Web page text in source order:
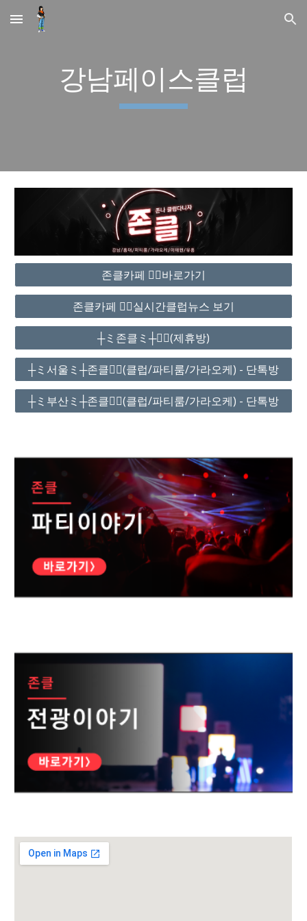
Skip to main content Skip to navigation
강남페이스클럽
존클카페 ❤️‍🔥바로가기
존클카페 ❤️‍🔥실시간클럽뉴스 보기
┼ミ존클ミ┼❤️‍🔥(제휴방)
┼ミ서울ミ┼존클❤️‍🔥(클럽/파티룸/가라오케) - 단톡방
┼ミ부산ミ┼존클❤️‍🔥(클럽/파티룸/가라오케) - 단톡방